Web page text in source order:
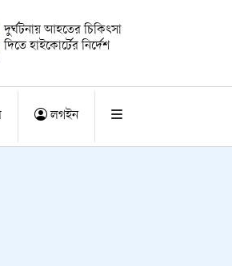
দুর্ঘটনায় আহতের চিকিৎসা
দিতে হাইকোর্টের নির্দেশ
লগইন